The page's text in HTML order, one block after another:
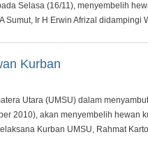
Selasa (16/11), menyembelih
Sumut, Ir H Erwin Afrizal didampingi
Kurban
Utara (UMSU) dalam
2010), akan menyembelih hewan
Kurban UMSU, Rahmat